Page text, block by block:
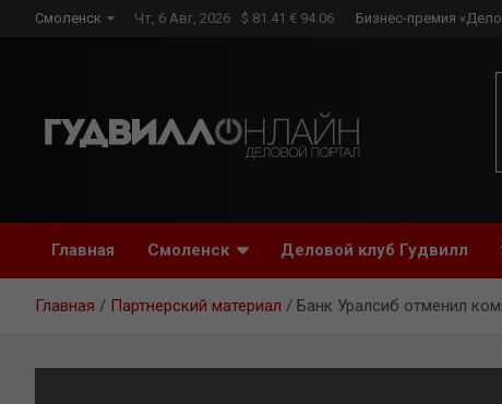
Смоленск Чт, 6 Авг, 2026 $ 81.41 € 94.06 Бизнес-премия
Главная Смоленск Деловой клуб Гудвилл
Главная Партнерский материал Банк Уралсиб отменил